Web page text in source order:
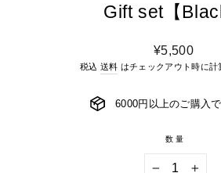
Gift set【
通
常
¥5,500
税込 送料 はチェックアウト時に計
6000円以上のご購入
数量